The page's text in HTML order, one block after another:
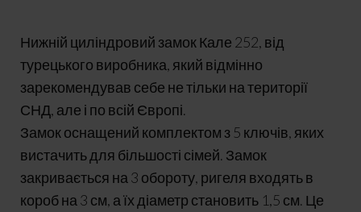
Нижній циліндровий замок Кале 252, від
турецького виробника, який відмінно
зарекомендував себе не тільки на території
СНД, але і по всій Європі.
Замок оснащений комплектом з 5 ключів, яких
вистачить для більшості сімей. Замок
закривається на 3 обороту, ригеля входять в
короб на 3 см, а їх діаметр становить 1,5 см. Це